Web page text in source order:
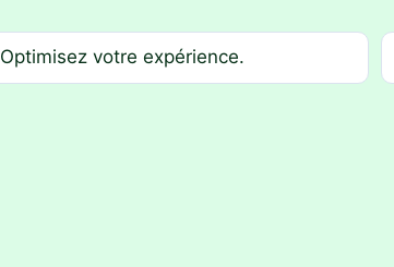
Optimisez votre expérience.